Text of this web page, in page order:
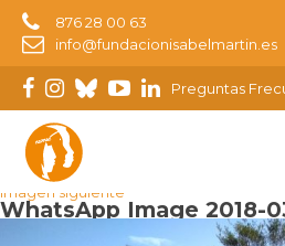
876 28 00 63
info@fundacionisabelmartin.es
Preguntas
Imagen anterior
Imagen siguiente
WhatsApp Image 2018-